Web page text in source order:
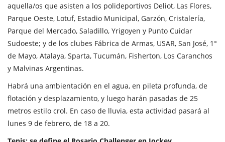
aquella/os que asisten a los polideportivos Deliot, Las Flores,
Parque Oeste, Lotuf, Estadio Municipal, Garzón, Cristalería,
Parque del Mercado, Saladillo, Yrigoyen y Punto Cuidar
Sudoeste; y de los clubes Fábrica de Armas, USAR, San José, 1°
de Mayo, Atalaya, Sparta, Tucumán, Fisherton, Los Caranchos
y Malvinas Argentinas.
Habrá una ambientación en el agua, en pileta profunda, de
flotación y desplazamiento, y luego harán pasadas de 25
metros estilo crol. En caso de lluvia, esta actividad pasará al
lunes 9 de febrero, de 18 a 20.